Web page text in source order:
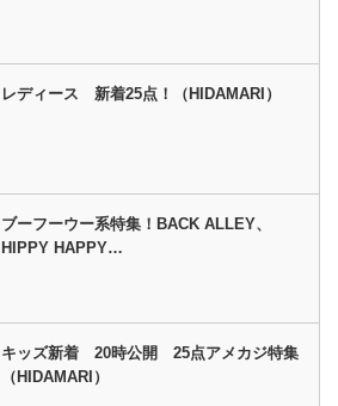
レディース 新着25点！（HIDAMARI）
ブーフーウー系特集！BACK ALLEY、
HIPPY HAPPY…
キッズ新着 20時公開 25点アメカジ特集
（HIDAMARI）